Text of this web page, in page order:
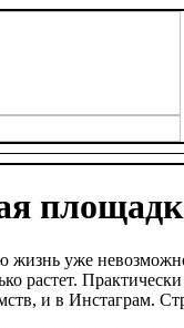
уже
растет.
и в Инстаграм.